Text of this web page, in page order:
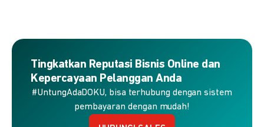
Tingkatkan Reputasi Bisnis Online dan
Kepercayaan Pelanggan Anda
#UntungAdaDOKU, bisa terhubung dengan sistem
pembayaran dengan mudah!